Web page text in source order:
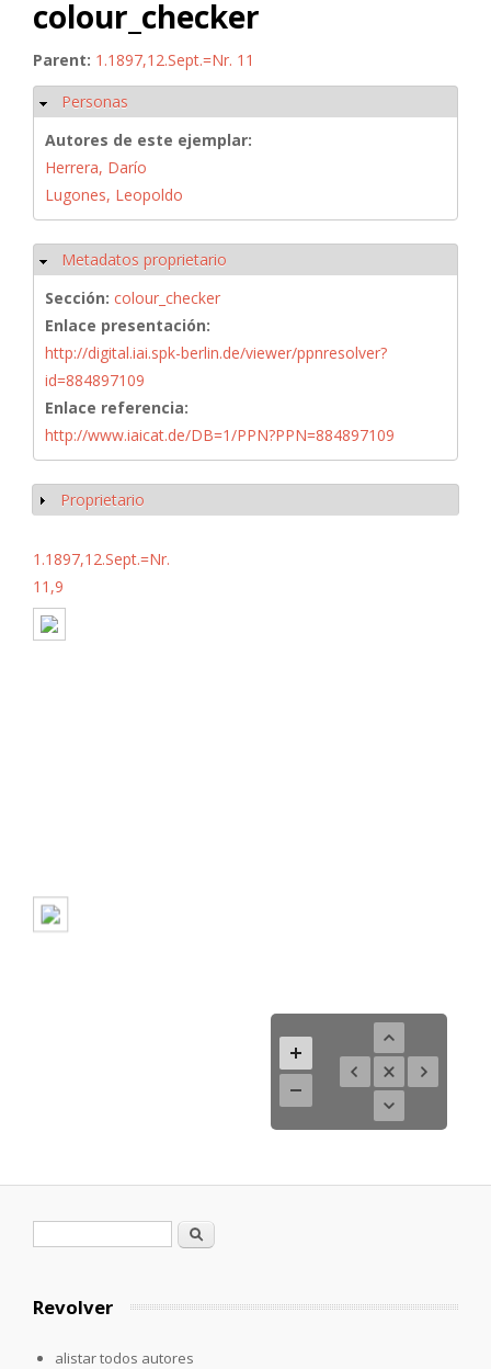
colour_checker
Parent: 1.1897,12.Sept.=Nr. 11
Ocultar
Personas
Autores de este ejemplar:
Herrera, Darío
Lugones, Leopoldo
Ocultar
Metadatos proprietario
Sección: colour_checker
Enlace presentación:
http://digital.iai.spk-berlin.de/viewer/ppnresolver?
id=884897109
Enlace referencia:
http://www.iaicat.de/DB=1/PPN?PPN=884897109
Mostrar
Proprietario
1.1897,12.Sept.=Nr.
11,9
Formulario de búsqueda
Buscar
Revolver
alistar todos autores